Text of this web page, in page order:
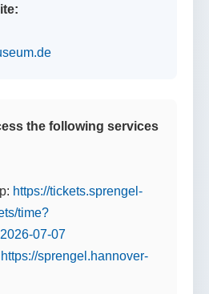
the following services
https://tickets.sprengel-
time?
07-07
https://sprengel.hannover-